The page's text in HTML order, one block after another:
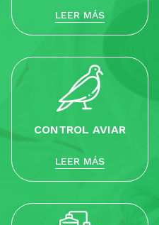
LEER MÁS
CONTROL AVIAR
LEER MÁS